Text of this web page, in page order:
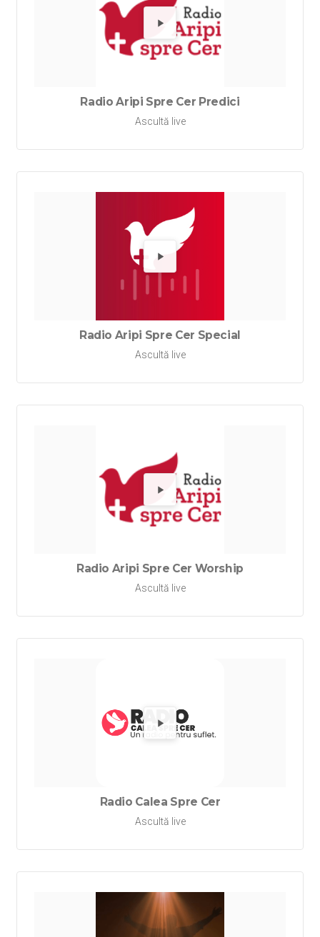
Redă
Radio Aripi Spre Cer Predici
Ascultă live
Redă
Radio Aripi Spre Cer Special
Ascultă live
Redă
Radio Aripi Spre Cer Worship
Ascultă live
Redă
Radio Calea Spre Cer
Ascultă live